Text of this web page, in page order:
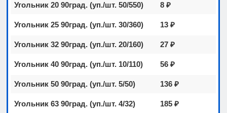
Угольник 20 90град. (уп./шт. 50/550) 8 ₽
Угольник 25 90град. (уп./шт. 30/360) 13 ₽
Угольник 32 90град. (уп./шт. 20/160) 27 ₽
Угольник 40 90град. (уп./шт. 10/110) 56 ₽
Угольник 50 90град. (уп./шт. 5/50) 136 ₽
Угольник 63 90град. (уп./шт. 4/32) 185 ₽